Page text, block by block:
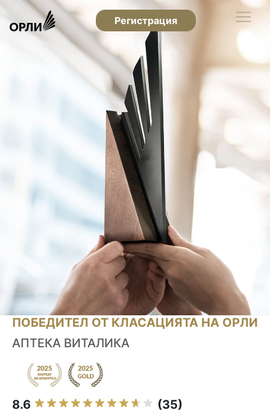
Регистрация
ПОБЕДИТЕЛ ОТ КЛАСАЦИЯТА НА ОРЛИ
АПТЕКА ВИТАЛИКА
8.6 (35)